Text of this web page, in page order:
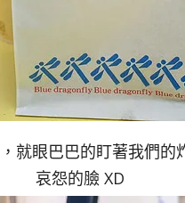
就眼巴巴的盯著我們的
哀怨的臉 XD